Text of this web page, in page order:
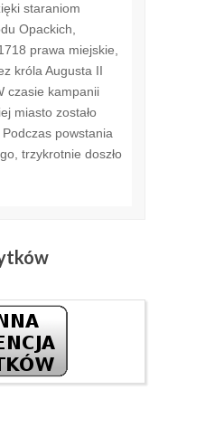
staraniom
Opackich,
prawa miejskie,
króla Augusta II
czasie kampanii
miasto zostało
powstania
trzykrotnie doszło